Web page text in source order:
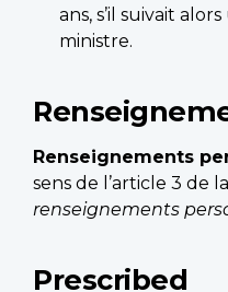
ans, s’il suivait
ministre.
Renseignements
sens de l’article 3 de la
renseignements
Prescribed